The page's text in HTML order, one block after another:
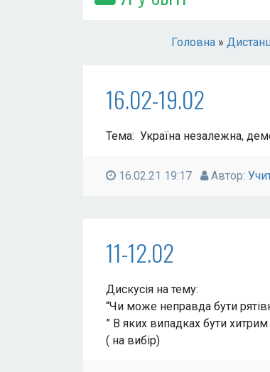
Головна »
16.02-19.02
Тема: Україна незалежна,
16.02.21 19:17 Автор:
11-12.02
Дискусія на тему:
“Чи може неправда бути
” В яких випадках бути
( на вибір)